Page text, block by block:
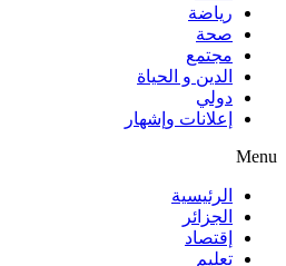
رياضة
صحة
مجتمع
الدين و الحياة
دولي
إعلانات وإشهار
Menu
الرئيسية
الجزائر
إقتصاد
تعليم